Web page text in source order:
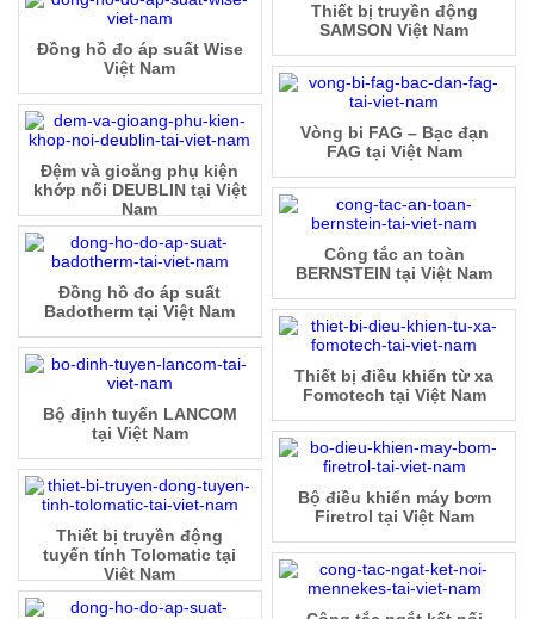
Thiết bị truyền động
SAMSON Việt Nam
Đồng hồ đo áp suất Wise
Việt Nam
Vòng bi FAG – Bạc đạn
FAG tại Việt Nam
Đệm và gioăng phụ kiện
khớp nối DEUBLIN tại Việt
Nam
Công tắc an toàn
BERNSTEIN tại Việt Nam
Đồng hồ đo áp suất
Badotherm tại Việt Nam
Thiết bị điều khiển từ xa
Fomotech tại Việt Nam
Bộ định tuyến LANCOM
tại Việt Nam
Bộ điều khiển máy bơm
Firetrol tại Việt Nam
Thiết bị truyền động
tuyến tính Tolomatic tại
Việt Nam